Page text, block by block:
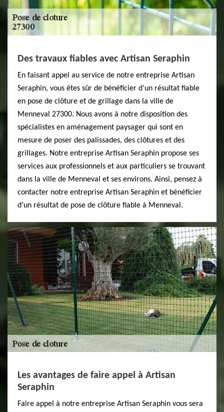
Des travaux fiables avec Artisan Seraphin
En faisant appel au service de notre entreprise Artisan
Seraphin, vous êtes sûr de bénéficier d’un résultat fiable
en pose de clôture et de grillage dans la ville de
Menneval 27300. Nous avons à notre disposition des
spécialistes en aménagement paysager qui sont en
mesure de poser des palissades, des clôtures et des
grillages. Notre entreprise Artisan Seraphin propose ses
services aux professionnels et aux particuliers se trouvant
dans la ville de Menneval et ses environs. Ainsi, pensez à
contacter notre entreprise Artisan Seraphin et bénéficier
d’un résultat de pose de clôture fiable à Menneval.
Les avantages de faire appel à Artisan
Seraphin
Faire appel à notre entreprise Artisan Seraphin vous sera